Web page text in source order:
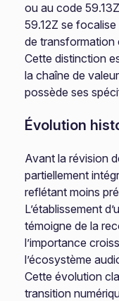
ou au code
59.12Z se
de transformation
Cette distinction
la chaîne de
possède ses
Évolution
Avant la révision
partiellement
reflétant moins
L’établissement
témoigne de la
l’importance
l’écosystème
Cette évolution
transition